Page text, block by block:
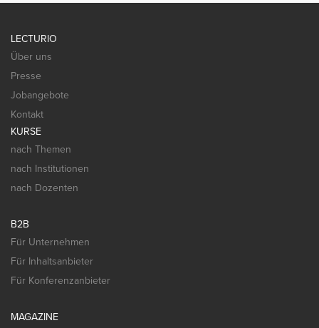
LECTURIO
Über uns
Presse
Jobangebote
Kontakt
KURSE
nach Themen
nach Institutionen
nach Dozenten
B2B
Für Unternehmen
Für Inhaltsanbieter
Für Konferenzanbieter
MAGAZINE